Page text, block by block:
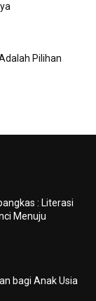
Pilihan
: Literasi
Menuju
bagi Anak Usia